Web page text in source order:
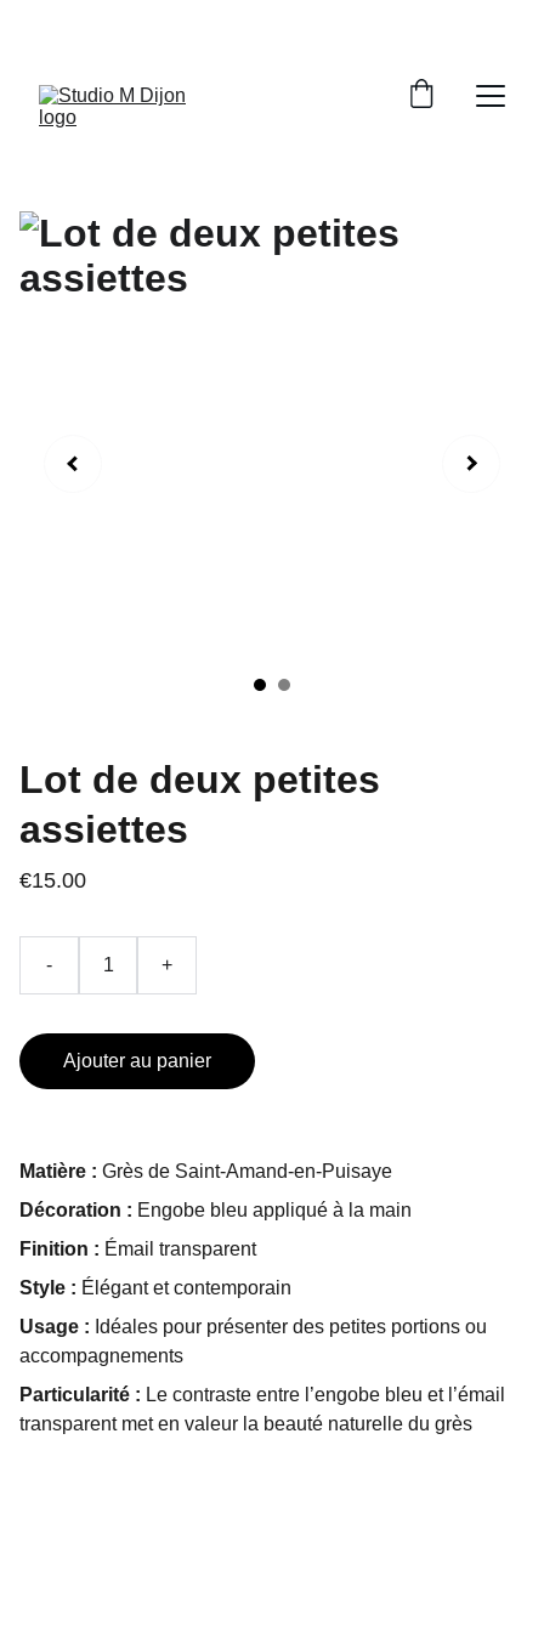
Lot de deux petites
assiettes
€15.00
- +
Ajouter au panier
Matière : Grès de Saint-Amand-en-Puisaye
Décoration : Engobe bleu appliqué à la main
Finition : Émail transparent
Style : Élégant et contemporain
Usage : Idéales pour présenter des petites portions ou
accompagnements
Particularité : Le contraste entre l’engobe bleu et l’émail
transparent met en valeur la beauté naturelle du grès